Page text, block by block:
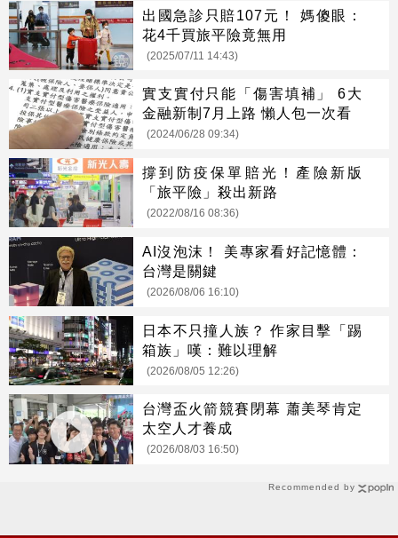
Recommended by
出國急診只賠107元！ 媽傻眼：
花4千買旅平險竟無用
(2025/07/11 14:43)
實支實付只能「傷害填補」 6大
金融新制7月上路 懶人包一次看
(2024/06/28 09:34)
撐到防疫保單賠光！產險新版
「旅平險」殺出新路
(2022/08/16 08:36)
AI沒泡沫！ 美專家看好記憶體：
台灣是關鍵
(2026/08/06 16:10)
日本不只撞人族？ 作家目擊「踢
箱族」嘆：難以理解
(2026/08/05 12:26)
台灣盃火箭競賽閉幕 蕭美琴肯定
太空人才養成
(2026/08/03 16:50)